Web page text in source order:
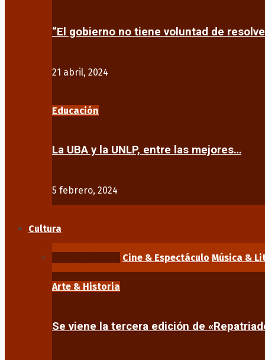
“El gobierno no tiene voluntad de
21 abril, 2024
Educación
La UBA y la UNLP, entre las mejores…
5 febrero, 2024
Cultura
Cine & Espectáculo Música &
Arte & Historia
Se viene la tercera edición de